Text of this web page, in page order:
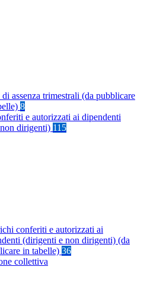
di assenza trimestrali (da pubblicare
8
e autorizzati ai dipendenti
dirigenti) 115
conferiti e autorizzati ai
(dirigenti e non dirigenti) (da
in tabelle) 36
collettiva